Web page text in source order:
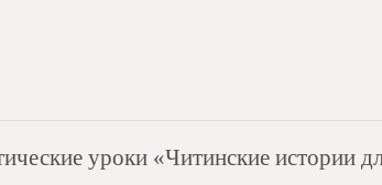
уроки «Читинские истории